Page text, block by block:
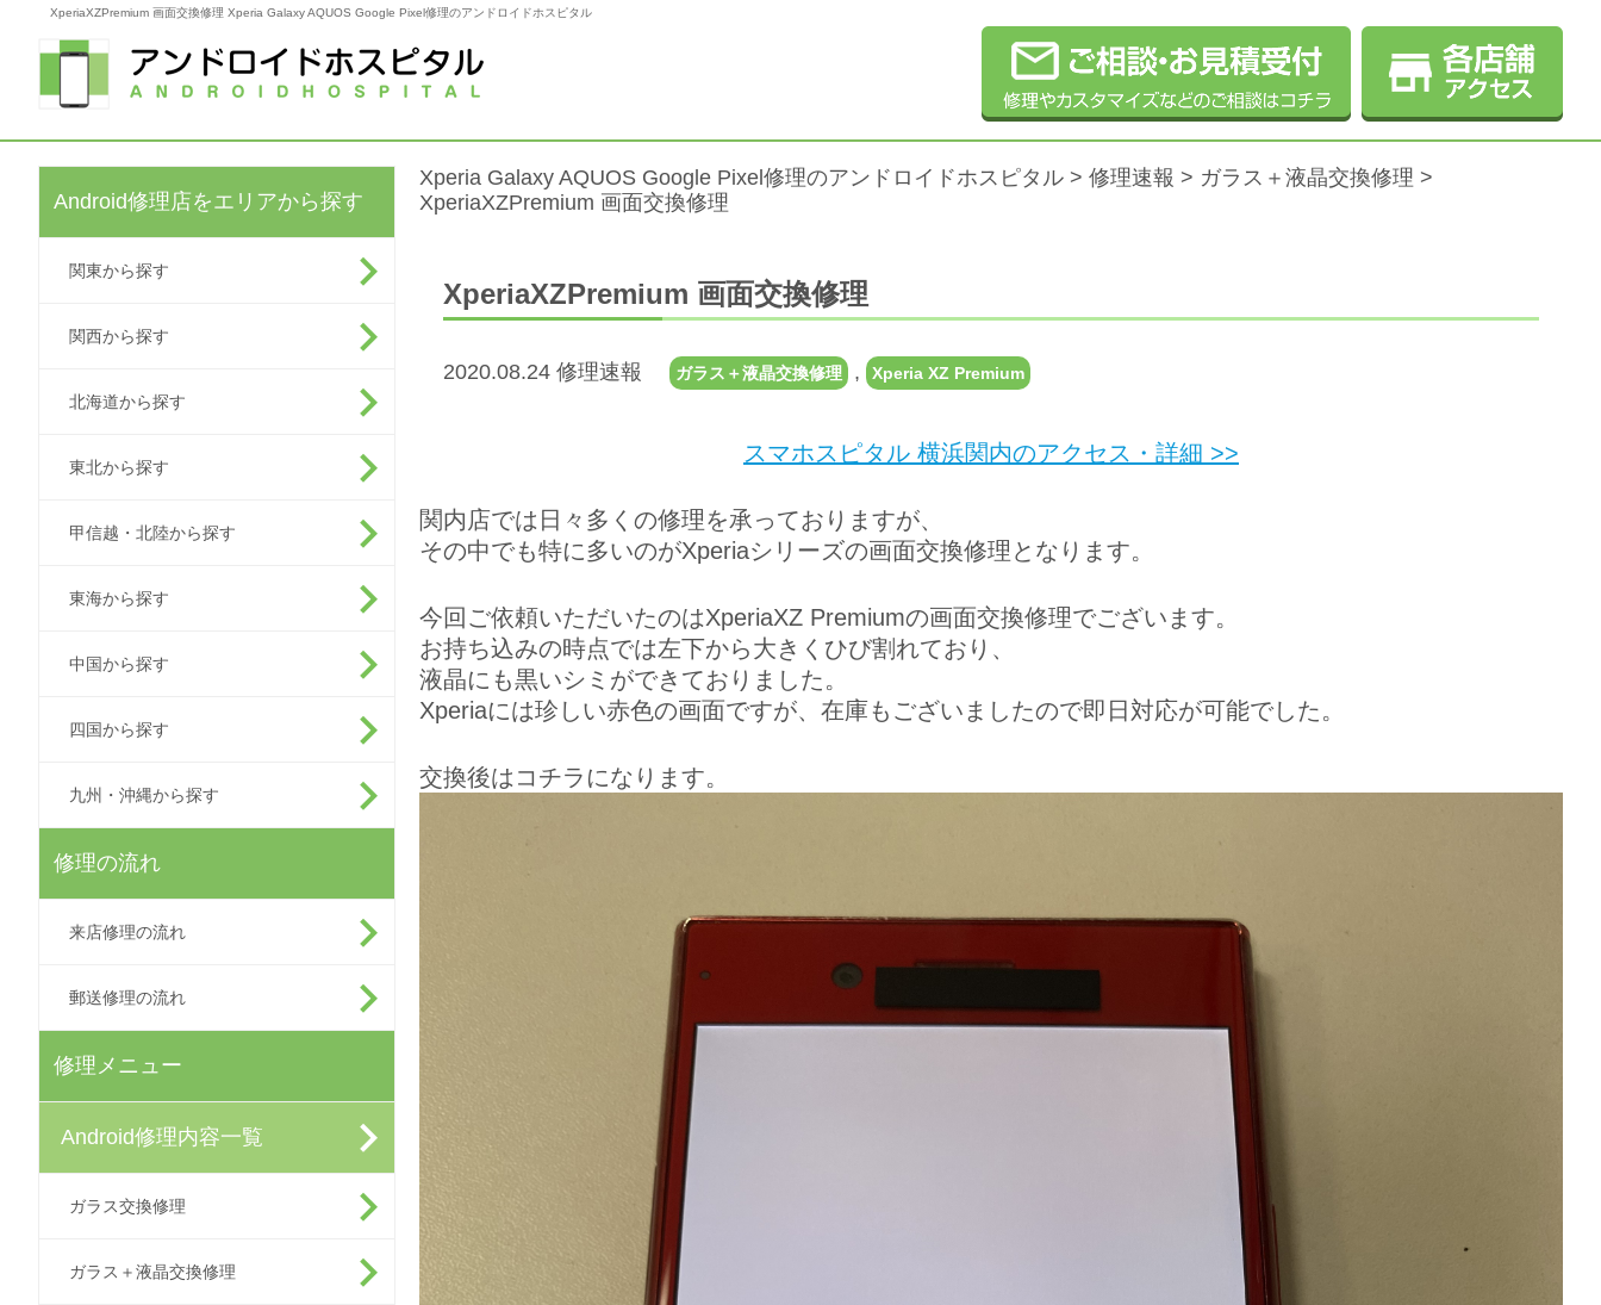
XperiaXZPremium 画面交換修理 Xperia Galaxy AQUOS Google Pixel修理のアンドロイドホスピタル
Android修理店をエリアから探す
関東から探す
関西から探す
北海道から探す
東北から探す
甲信越・北陸から探す
東海から探す
中国から探す
四国から探す
九州・沖縄から探す
修理の流れ
来店修理の流れ
郵送修理の流れ
修理メニュー
Android修理内容一覧
ガラス交換修理
ガラス＋液晶交換修理
Xperia Galaxy AQUOS Google Pixel修理のアンドロイドホスピタル > 修理速報 > ガラス＋液晶交換修理 >
XperiaXZPremium 画面交換修理
XperiaXZPremium 画面交換修理
2020.08.24 修理速報 ガラス＋液晶交換修理 , Xperia XZ Premium
スマホスピタル 横浜関内のアクセス・詳細 >>
関内店では日々多くの修理を承っておりますが、
その中でも特に多いのがXperiaシリーズの画面交換修理となります。
今回ご依頼いただいたのはXperiaXZ Premiumの画面交換修理でございます。
お持ち込みの時点では左下から大きくひび割れており、
液晶にも黒いシミができておりました。
Xperiaには珍しい赤色の画面ですが、在庫もございましたので即日対応が可能でした。
交換後はコチラになります。